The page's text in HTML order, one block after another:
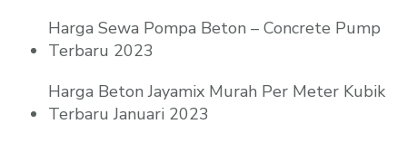
Harga Sewa Pompa Beton – Concrete Pump
Terbaru 2023
Harga Beton Jayamix Murah Per Meter Kubik
Terbaru Januari 2023